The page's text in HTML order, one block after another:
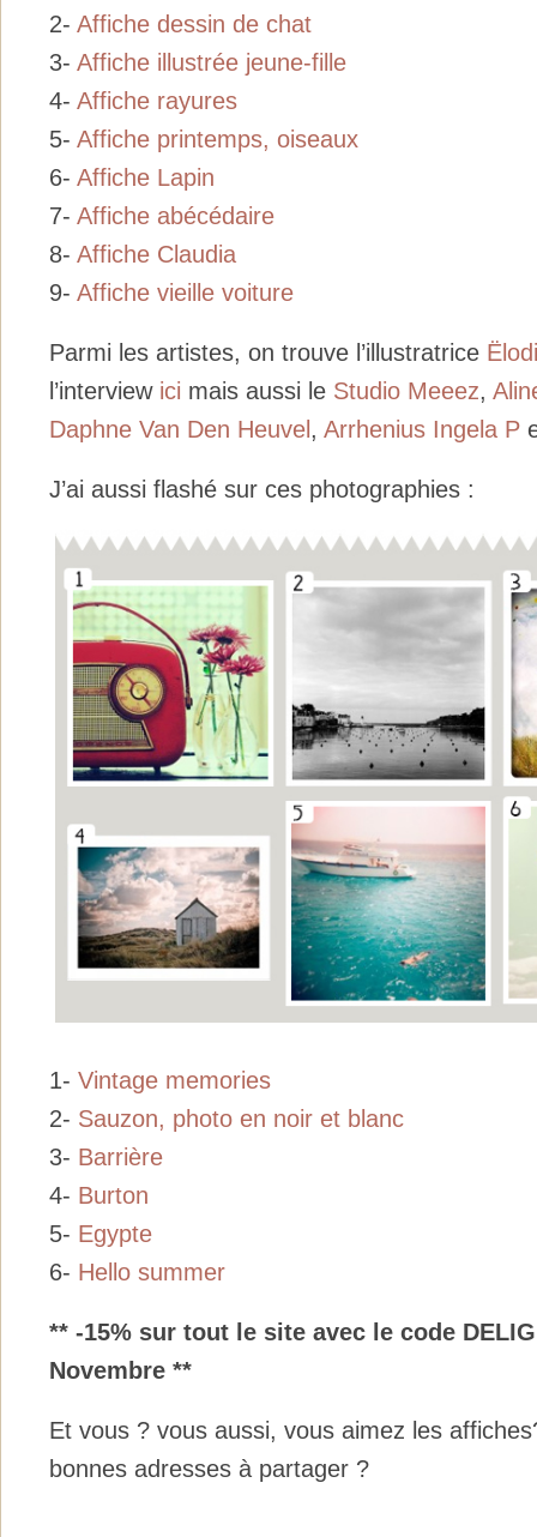
2- Affiche dessin de chat
3- Affiche illustrée jeune-fille
4- Affiche rayures
5- Affiche printemps, oiseaux
6- Affiche Lapin
7- Affiche abécédaire
8- Affiche Claudia
9- Affiche vieille voiture
Parmi les artistes, on trouve l’illustratrice Ë
l’interview ici mais aussi le Studio Meeez,
Daphne Van Den Heuvel , Arrhenius Ingela P
J’ai aussi flashé sur ces photographies :
1- Vintage memories
2- Sauzon, photo en noir et blanc
3- Barrière
4- Burton
5- Egypte
6- Hello summer
** -15% sur tout le site avec le code
Novembre **
Et vous ? vous aussi, vous aimez les
bonnes adresses à partager ?